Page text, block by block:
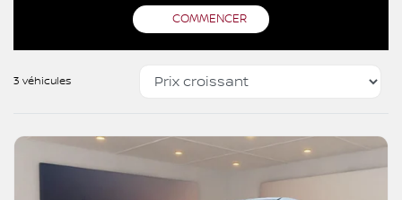
COMMENCER
3 véhicules